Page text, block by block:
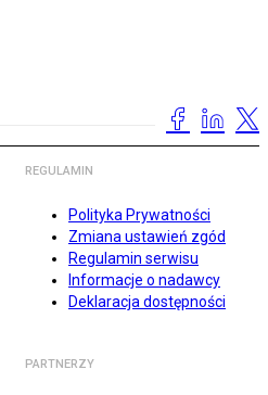
REGULAMIN
Polityka Prywatności
Zmiana ustawień zgód
Regulamin serwisu
Informacje o nadawcy
Deklaracja dostępności
PARTNERZY